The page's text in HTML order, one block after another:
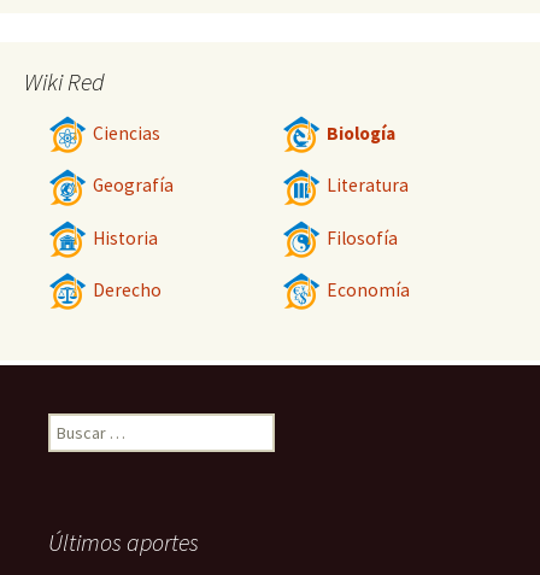
Wiki Red
Ciencias Biología
Geografía Literatura
Historia Filosofía
Derecho Economía
Buscar:
Últimos aportes